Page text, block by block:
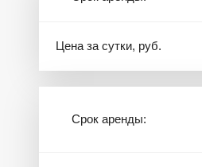
Цена за сутки, руб.
Срок аренды: